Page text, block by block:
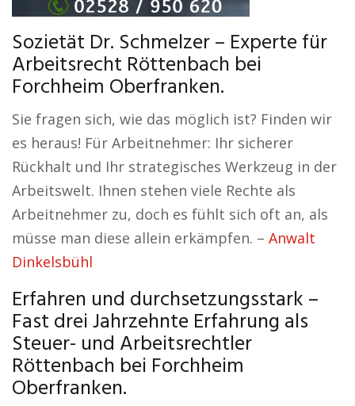
Sozietät Dr. Schmelzer – Experte für
Arbeitsrecht Röttenbach bei
Forchheim Oberfranken.
Sie fragen sich, wie das möglich ist? Finden wir
es heraus! Für Arbeitnehmer: Ihr sicherer
Rückhalt und Ihr strategisches Werkzeug in der
Arbeitswelt. Ihnen stehen viele Rechte als
Arbeitnehmer zu, doch es fühlt sich oft an, als
müsse man diese allein erkämpfen. – Anwalt
Dinkelsbühl
Erfahren und durchsetzungsstark –
Fast drei Jahrzehnte Erfahrung als
Steuer- und Arbeitsrechtler
Röttenbach bei Forchheim
Oberfranken.